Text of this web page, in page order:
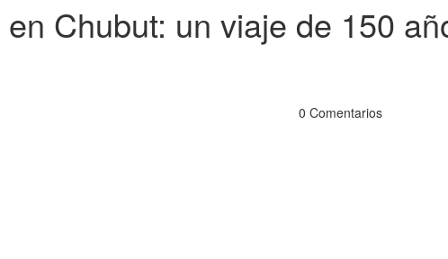
Chubut: un viaje de 150
0 Comentarios